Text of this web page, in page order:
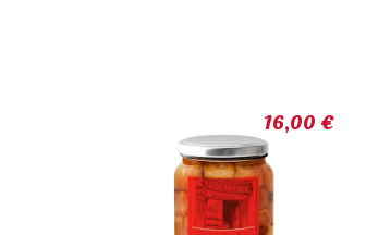
16,00 €